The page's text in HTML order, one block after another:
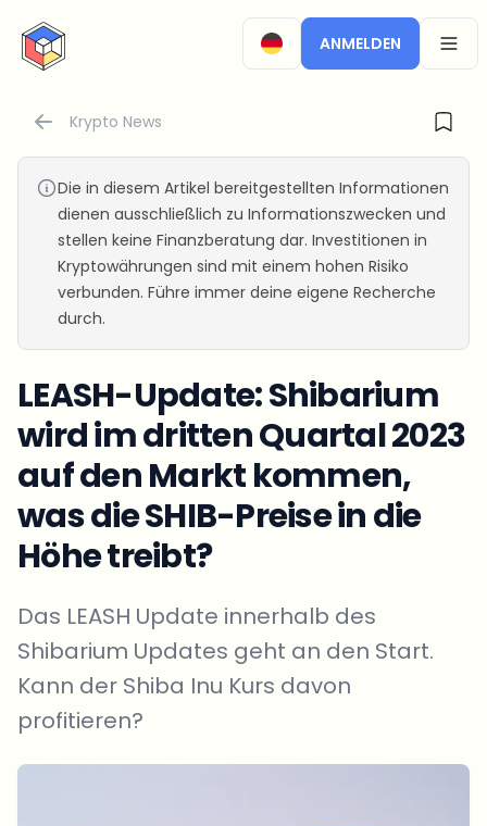
CryptoTicker
ANMELDEN
Krypto News
Die in diesem Artikel bereitgestellten Informationen
dienen ausschließlich zu Informationszwecken und
stellen keine Finanzberatung dar. Investitionen in
Kryptowährungen sind mit einem hohen Risiko
verbunden. Führe immer deine eigene Recherche
durch.
LEASH-Update: Shibarium
wird im dritten Quartal 2023
auf den Markt kommen,
was die SHIB-Preise in die
Höhe treibt?
Das LEASH Update innerhalb des
Shibarium Updates geht an den Start.
Kann der Shiba Inu Kurs davon
profitieren?